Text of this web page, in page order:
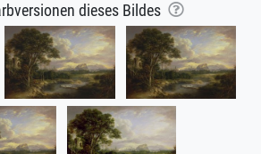
dieses Bildes